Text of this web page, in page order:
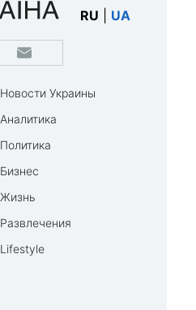
RU UA
Новости Украины
Аналитика
Политика
Бизнес
Жизнь
Развлечения
Lifestyle